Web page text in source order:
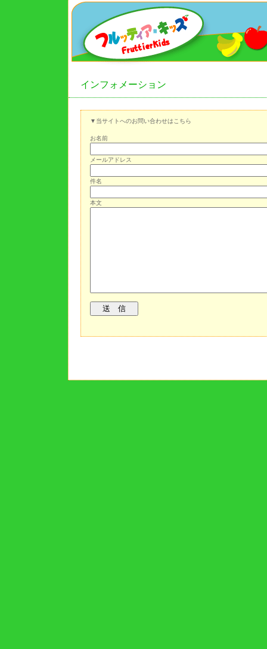
インフォメーション
▼当サイトへのお問い合わせはこちら
お名前
メールアドレス
件名
本文